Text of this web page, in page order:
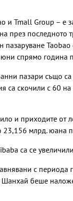
и Tmall Group – е
през последното
Taobao
юни спрямо година
пазари също са
са скочили с 60
и приходите от
23,156 млрд. юана
са се
с
беше